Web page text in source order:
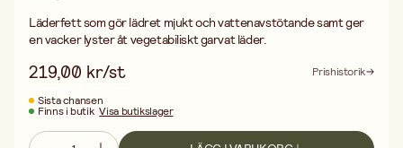
Läderfett som gör lädret mjukt och vattenavstötande samt ger
en vacker lyster åt vegetabiliskt garvat läder.
219,00 kr/st
Prishistorik
Sista chansen
Finns i butik Visa butikslager